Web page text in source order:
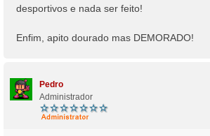
desportivos e nada ser feito!
Enfim, apito dourado mas DEMORADO!
Pedro
Administrador